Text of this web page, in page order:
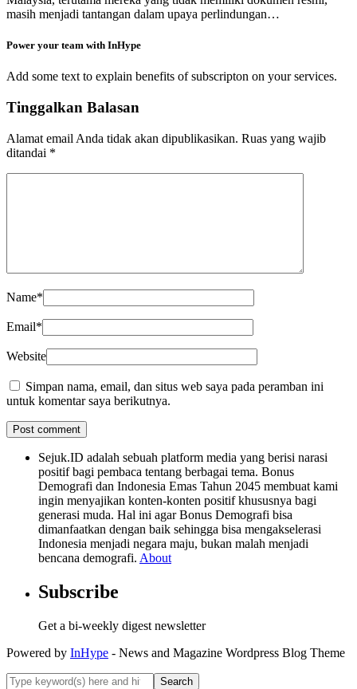
masih menjadi tantangan dalam upaya perlindungan…
Power your team with InHype
Add some text to explain benefits of subscripton on your services.
Tinggalkan Balasan
Alamat email Anda tidak akan dipublikasikan. Ruas yang wajib
ditandai *
Name*
Email*
Website
Simpan nama, email, dan situs web saya pada peramban ini
untuk komentar saya berikutnya.
Sejuk.ID adalah sebuah platform media yang berisi narasi
positif bagi pembaca tentang berbagai tema. Bonus
Demografi dan Indonesia Emas Tahun 2045 membuat kami
ingin menyajikan konten-konten positif khususnya bagi
generasi muda. Hal ini agar Bonus Demografi bisa
dimanfaatkan dengan baik sehingga bisa mengakselerasi
Indonesia menjadi negara maju, bukan malah menjadi
bencana demografi. About
Subscribe
Get a bi-weekly digest newsletter
Powered by InHype - News and Magazine Wordpress Blog Theme